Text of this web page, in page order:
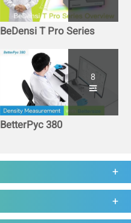
BeDensi T Pro Series
8
BetterPyc 380